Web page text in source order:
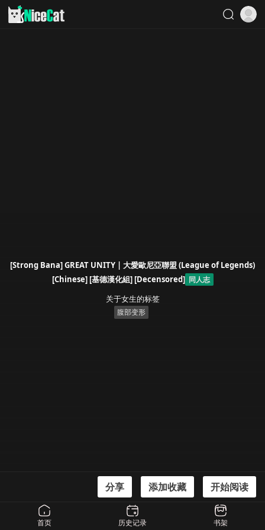
[Strong Bana] GREAT UNITY | 大愛歐尼亞聯盟 (League of Legends)
[Chinese] [基德漢化組] [Decensored] 同人志
关于女生的标签
腹部变形
[Strong Bana] GREAT UNITY | 大愛歐尼亞聯盟 (League of Legends) [Chinese]
[基德漢化組] [Decensored]
分享 添加收藏 开始阅读
首页 历史记录 书架